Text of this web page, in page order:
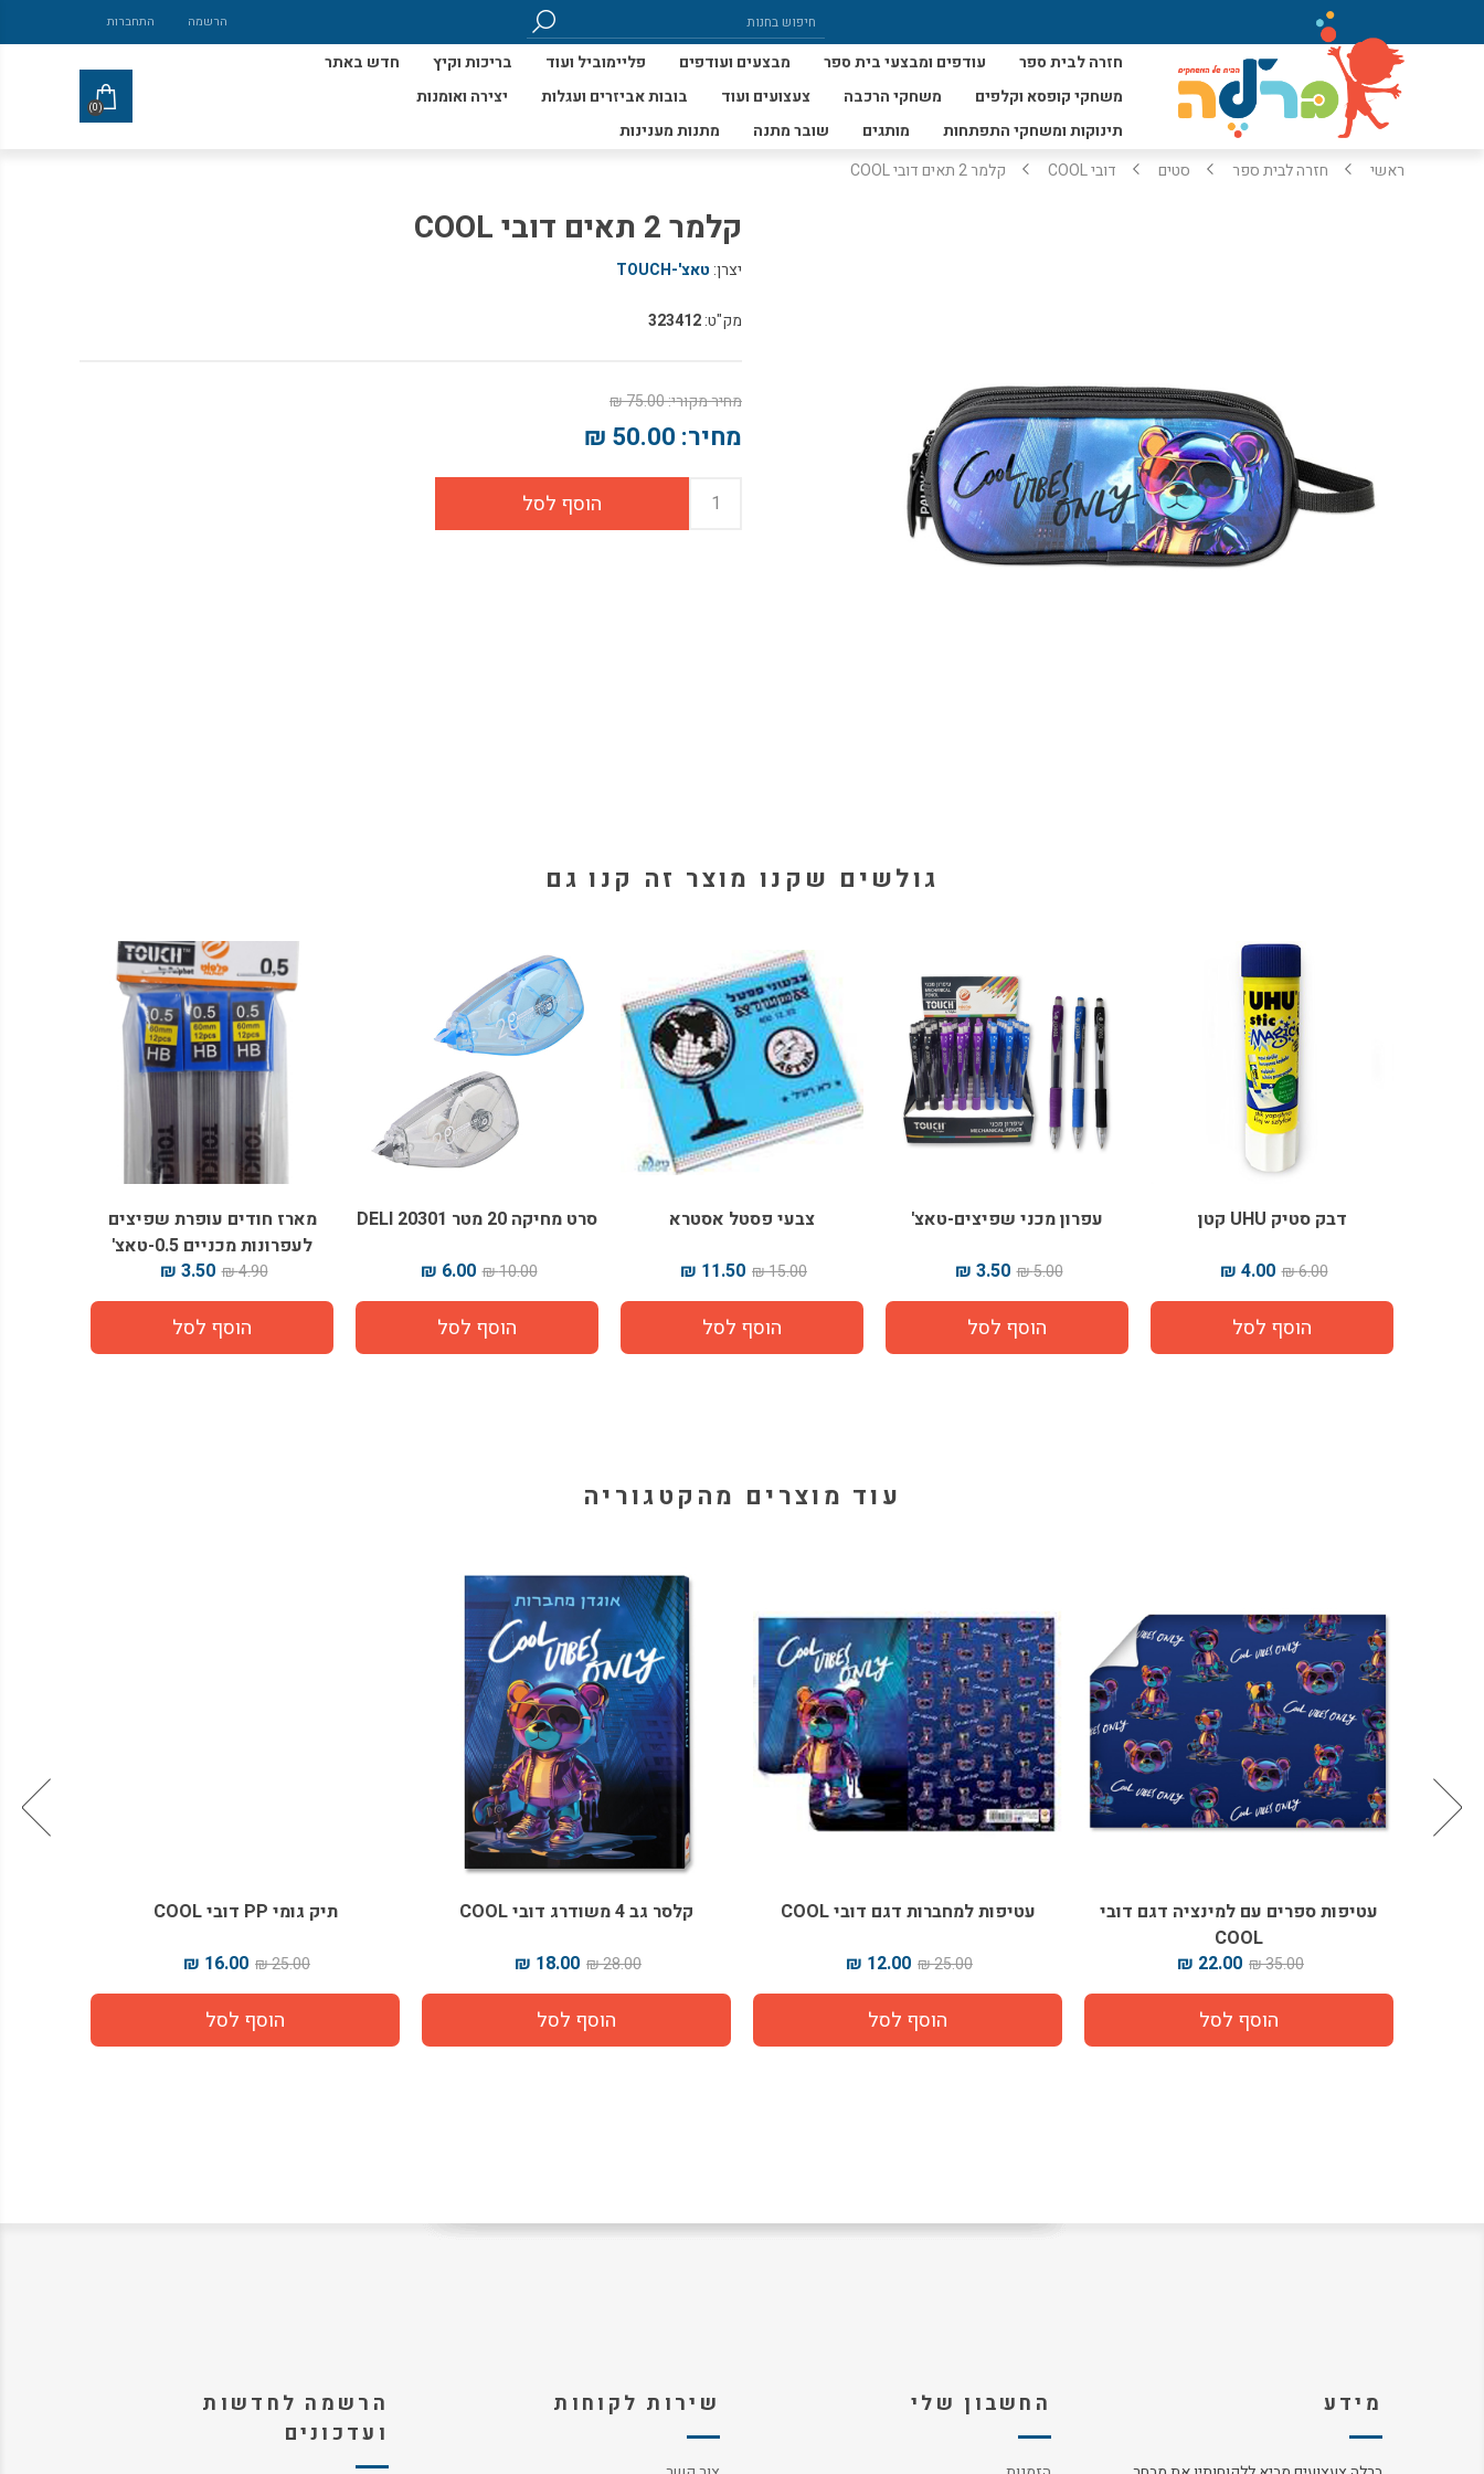
הרשמה התחברות
חזרה לבית ספר עודפים ומבצעי בית ספר מבצעים ועודפים פליימוביל ועוד בריכות וקיץ
חדש באתר
משחקי קופסא וקלפים
משחקי הרכבה צעצועים ועוד בובות אביזרים ועגלות
יצירה ואומנות
תינוקות ומשחקי התפתחות
מותגים שובר מתנה מתנות מענינות
(0)
ראשי חזרה לבית ספר סטים דובי COOL קלמר 2 תאים דובי COOL
קלמר 2 תאים דובי COOL
יצרן: טאצ'-TOUCH
מק"ט:323412
מחיר מקורי:75.00 ₪
מחיר: 50.00 ₪
גולשים שקנו מוצר זה קנו גם
דבק סטיק UHU קטן
6.00 ₪
4.00 ₪
עפרון מכני שפיצים-טאצ'
5.00 ₪
3.50 ₪
צבעי פסטל אסטרא
15.00 ₪
11.50 ₪
סרט מחיקה 20 מטר DELI 20301
10.00 ₪
6.00 ₪
מארז חודים עופרת שפיצים
לעפרונות מכניים 0.5-טאצ'
4.90 ₪
3.50 ₪
עוד מוצרים מהקטגוריה
עטיפות ספרים עם למינציה דגם דובי
COOL
35.00 ₪
22.00 ₪
עטיפות למחברות דגם דובי COOL
25.00 ₪
12.00 ₪
קלסר גב 4 משודרג דובי COOL
28.00 ₪
18.00 ₪
תיק גומי PP דובי COOL
25.00 ₪
16.00 ₪
מידע החשבון שלי שירות לקוחות
הרשמה לחדשות
ועדכונים